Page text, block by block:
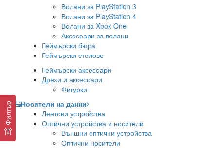
Волани за PlayStation 3
Волани за PlayStation 4
Волани за Xbox One
Аксесоари за волани
Геймърски бюра
Геймърски столове
Геймърски аксесоари
Дрехи и аксесоари
Фигурки
Носители на данни
Лентови устройства
Оптични устройства и носители
Външни оптични устройства
Оптични носители
Филтър